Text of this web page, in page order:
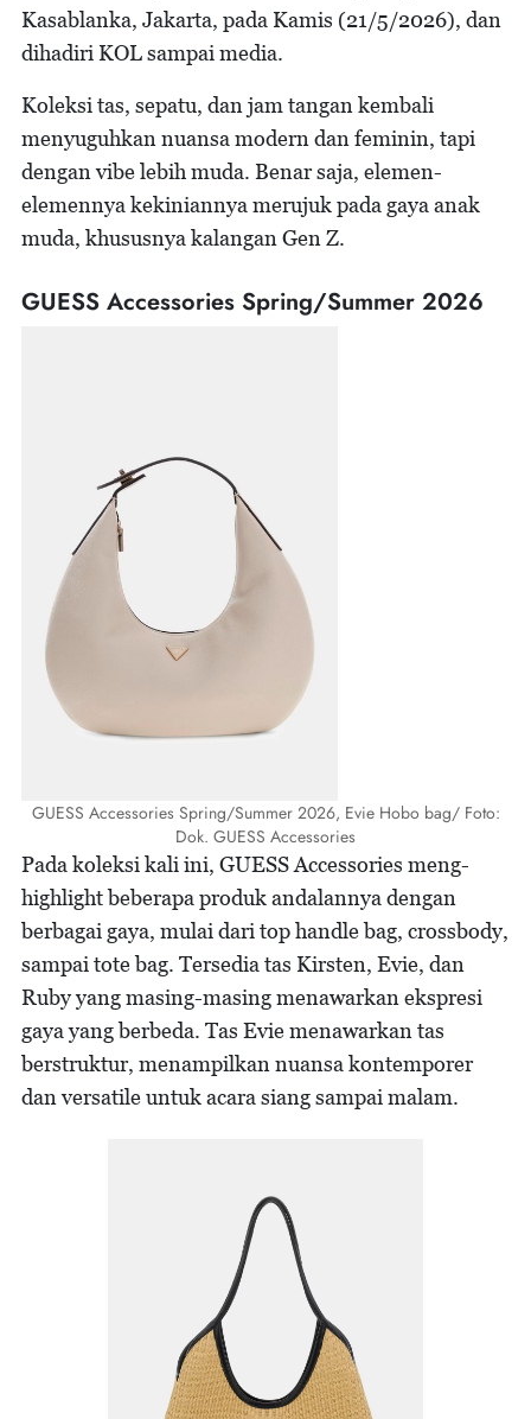
Kasablanka, Jakarta, pada Kamis (21/5/2026), dan
dihadiri KOL sampai media.
Koleksi tas, sepatu, dan jam tangan kembali
menyuguhkan nuansa modern dan feminin, tapi
dengan vibe lebih muda. Benar saja, elemen-
elemennya kekiniannya merujuk pada gaya anak
muda, khususnya kalangan Gen Z.
GUESS Accessories Spring/Summer 2026
GUESS Accessories Spring/Summer 2026, Evie Hobo bag/ Foto:
Dok. GUESS Accessories
Pada koleksi kali ini, GUESS Accessories meng-
highlight beberapa produk andalannya dengan
berbagai gaya, mulai dari top handle bag, crossbody,
sampai tote bag. Tersedia tas Kirsten, Evie, dan
Ruby yang masing-masing menawarkan ekspresi
gaya yang berbeda. Tas Evie menawarkan tas
berstruktur, menampilkan nuansa kontemporer
dan versatile untuk acara siang sampai malam.